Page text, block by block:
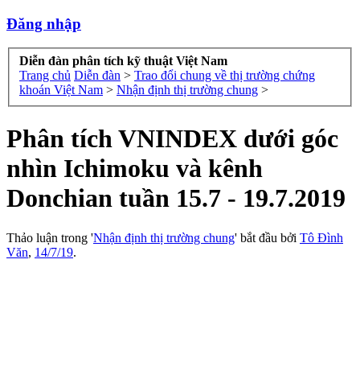
Đăng nhập
Diễn đàn phân tích kỹ thuật Việt Nam
Trang chủ Diễn đàn > Trao đổi chung về thị trường chứng
khoán Việt Nam > Nhận định thị trường chung >
Phân tích VNINDEX dưới góc
nhìn Ichimoku và kênh
Donchian tuần 15.7 - 19.7.2019
Thảo luận trong 'Nhận định thị trường chung' bắt đầu bởi Tô Đình
Văn, 14/7/19.